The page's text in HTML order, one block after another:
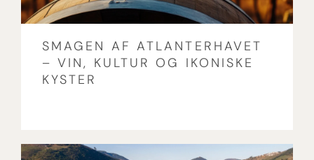
SMAGEN AF ATLANTERHAVET
– VIN, KULTUR OG IKONISKE
KYSTER